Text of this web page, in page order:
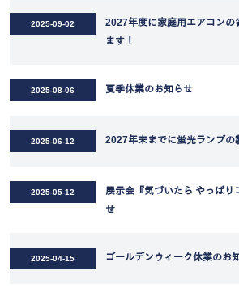
2025-09-02
2027年度に家庭用エアコンの
ます！
2025-08-06 夏季休業のお知らせ
2025-06-12 2027年末までに蛍光ランプの
2025-05-12
展示会『気づいたら やっぱり
せ
2025-04-15 ゴールデンウィーク休業のお